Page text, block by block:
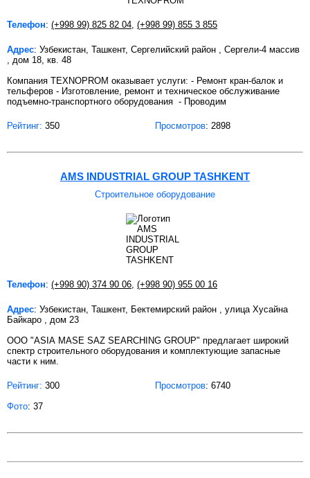
Телефон: (+998 99) 825 82 04 (+998 99) 855 3 855
Адрес: Узбекистан, Ташкент, Сергелийский район , Сергели-4 массив
, дом 18, кв. 48
Компания TEXNOPROM оказывает услуги: - Ремонт кран-балок и
тельферов - Изготовление, ремонт и техническое обслуживание
подъемно-транспортного оборудования - Проводим
Рейтинг: 350 Просмотров: 2898
AMS INDUSTRIAL GROUP TASHKENT
Строительное оборудование
Телефон: (+998 90) 374 90 06 (+998 90) 955 00 16
Адрес: Узбекистан, Ташкент, Бектемирский район , улица Хусайна
Байкаро , дом 23
ООО "ASIA MASE SAZ SEARCHING GROUP" предлагает широкий
спектр строительного оборудования и комплектующие запасные
части к ним.
Рейтинг: 300 Просмотров: 6740
Фото: 37